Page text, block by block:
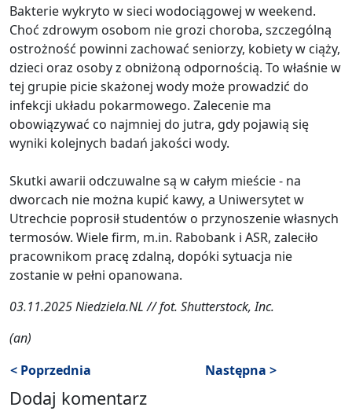
Bakterie wykryto w sieci wodociągowej w weekend.
Choć zdrowym osobom nie grozi choroba, szczególną
ostrożność powinni zachować seniorzy, kobiety w ciąży,
dzieci oraz osoby z obniżoną odpornością. To właśnie w
tej grupie picie skażonej wody może prowadzić do
infekcji układu pokarmowego. Zalecenie ma
obowiązywać co najmniej do jutra, gdy pojawią się
wyniki kolejnych badań jakości wody.
Skutki awarii odczuwalne są w całym mieście - na
dworcach nie można kupić kawy, a Uniwersytet w
Utrechcie poprosił studentów o przynoszenie własnych
termosów. Wiele firm, m.in. Rabobank i ASR, zaleciło
pracownikom pracę zdalną, dopóki sytuacja nie
zostanie w pełni opanowana.
03.11.2025 Niedziela.NL // fot. Shutterstock, Inc.
(an)
< Poprzednia
Następna >
Dodaj komentarz